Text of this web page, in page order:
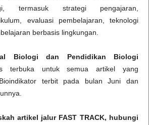
termasuk strategi pengajaran,
evaluasi pembelajaran, teknologi
berbasis lingkungan.
Biologi dan Pendidikan Biologi
terbuka untuk semua artikel yang
terbit pada bulan Juni dan
artikel jalur FAST TRACK, hubungi